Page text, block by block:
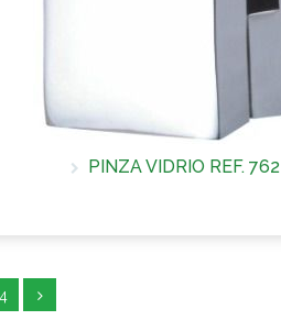
PINZA VIDRIO REF. 762
4